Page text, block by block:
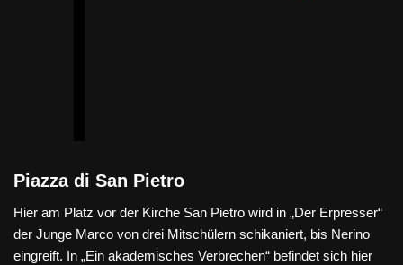
Piazza di San Pietro
Hier am Platz vor der Kirche San Pietro wird in „Der Erpresser“
der Junge Marco von drei Mitschülern schikaniert, bis Nerino
eingreift. In „Ein akademisches Verbrechen“ befindet sich hier